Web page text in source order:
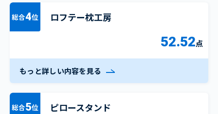
総合4位 ロフテー枕工房
52.52点
もっと詳しい内容を見る
総合5位 ピロースタンド